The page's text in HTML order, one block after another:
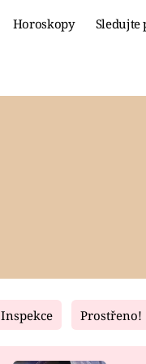
Horoskopy Sledujte
Fresh
Inspekce Prostřeno!